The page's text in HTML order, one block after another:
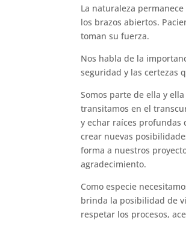
La naturaleza
los brazos abiertos.
toman su fuerza.
Nos habla de la
seguridad y las certezas
Somos parte de ella y
transitamos en el
y echar raíces profundas
crear nuevas
forma a nuestros
agradecimiento.
Como especie
brinda la posibilidad de
respetar los procesos,